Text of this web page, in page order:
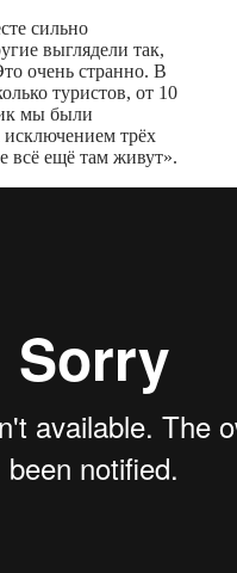
сильно
выглядели так,
очень странно. В
туристов, от 10
мы были
трёх
всё ещё там живут».